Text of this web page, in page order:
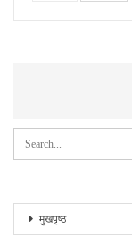
मुखपृष्ठ